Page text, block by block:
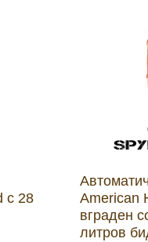
с 28
American
вграден
литров